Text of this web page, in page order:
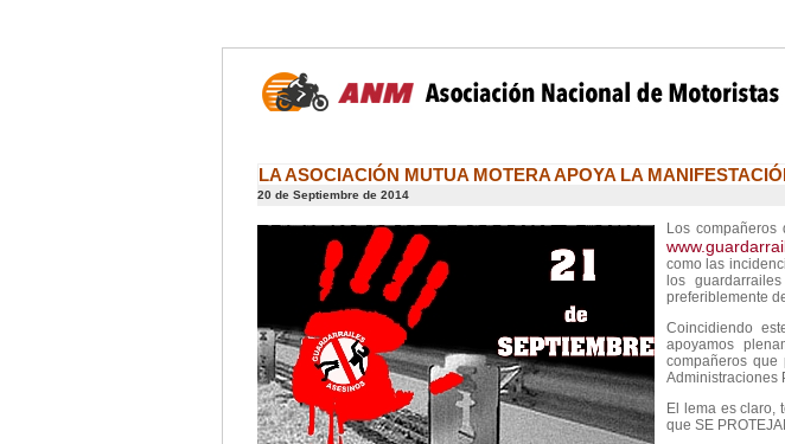
LA ASOCIACIÓN MUTUA MOTERA APOYA LA
20 de Septiembre de 2014
Los
como las
los
preferiblemente
Coincidiendo
apoyamos
compañeros
Administraciones
El lema es claro,
que SE